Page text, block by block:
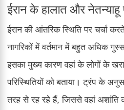
ईरान के हालात और नेतन्याहू
ईरान की आंतरिक स्थिति पर चर्चा
नागरिकों में वर्तमान में बहुत अधिक
इसका मुख्य कारण वहां के लोगों के
परिस्थितियों को बताया। ट्रंप के
तरह से रह रहे हैं, जिससे वहां अशांति